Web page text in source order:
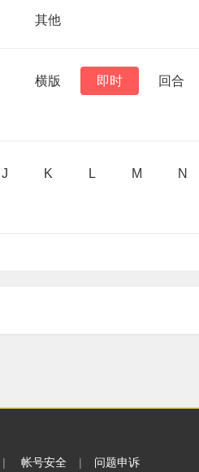
其他
横版 即时 回合
J K L M N
| 帐号安全 | 问题申诉